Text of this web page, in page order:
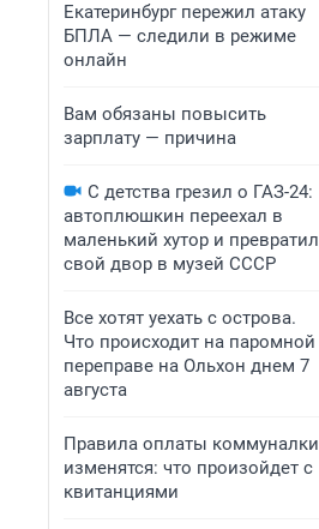
Екатеринбург пережил атаку
БПЛА — следили в режиме
онлайн
Вам обязаны повысить
зарплату — причина
С детства грезил о ГАЗ-24:
автоплюшкин переехал в
маленький хутор и превратил
свой двор в музей СССР
Все хотят уехать с острова.
Что происходит на паромной
переправе на Ольхон днем 7
августа
Правила оплаты коммуналки
изменятся: что произойдет с
квитанциями